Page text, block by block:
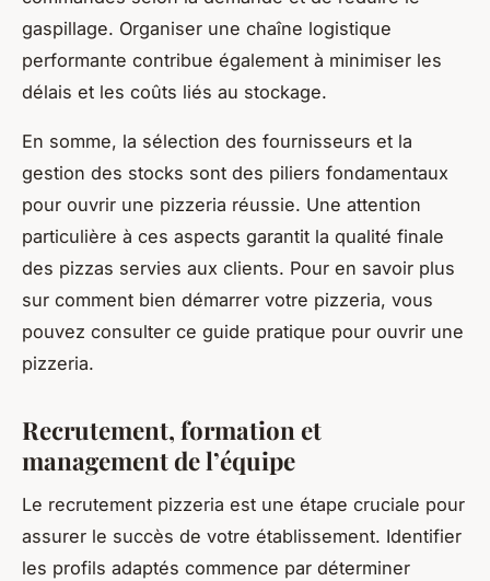
gaspillage. Organiser une chaîne logistique
performante contribue également à minimiser les
délais et les coûts liés au stockage.
En somme, la sélection des fournisseurs et la
gestion des stocks sont des piliers fondamentaux
pour ouvrir une pizzeria réussie. Une attention
particulière à ces aspects garantit la qualité finale
des pizzas servies aux clients. Pour en savoir plus
sur comment bien démarrer votre pizzeria, vous
pouvez consulter ce guide pratique pour ouvrir une
pizzeria.
Recrutement, formation et
management de l’équipe
Le recrutement pizzeria est une étape cruciale pour
assurer le succès de votre établissement. Identifier
les profils adaptés commence par déterminer